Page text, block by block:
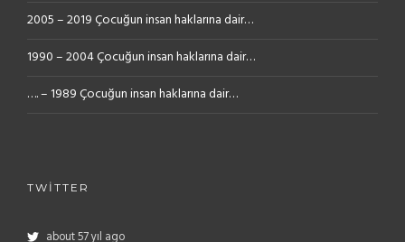
2005 – 2019 Çocuğun insan haklarına dair…
1990 – 2004 Çocuğun insan haklarına dair…
…. – 1989 Çocuğun insan haklarına dair…
TWITTER
about 57 yıl ago